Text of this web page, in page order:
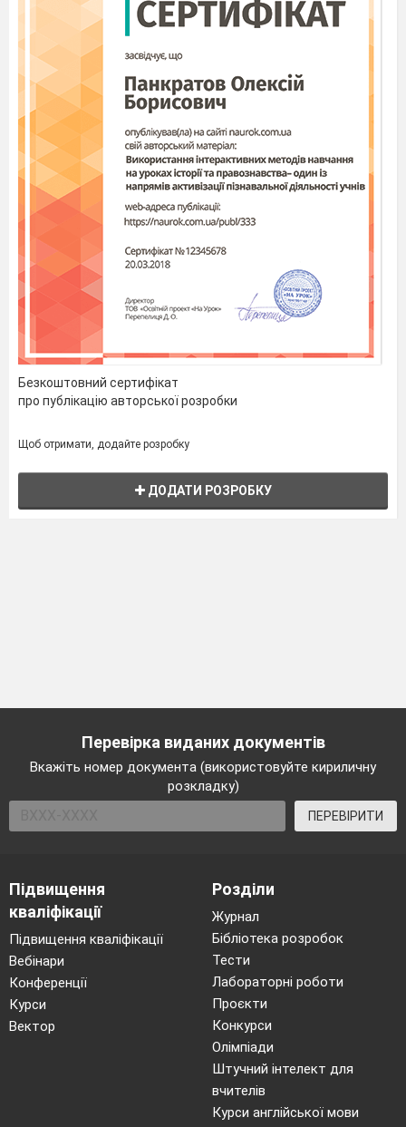
Безкоштовний сертифікат
про публікацію авторської розробки
Щоб отримати, додайте розробку
ДОДАТИ РОЗРОБКУ
Перевірка виданих документів
Вкажіть номер документа (використовуйте кириличну
розкладку)
ПЕРЕВІРИТИ
Підвищення
кваліфікації
Підвищення кваліфікації
Вебінари
Конференції
Курси
Вектор
Розділи
Журнал
Бібліотека розробок
Тести
Лабораторні роботи
Проєкти
Конкурси
Олімпіади
Штучний інтелект для
вчителів
Курси англійської мови